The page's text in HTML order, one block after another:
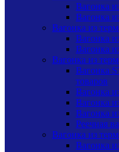
Вагонка
Вагонка
Вагонка из
Вагонка
Вагонка
Вагонка из
Вагонка
товаров
Вагонка
Вагонка
Вагонка
Реечная
Вагонка из
Вагонка